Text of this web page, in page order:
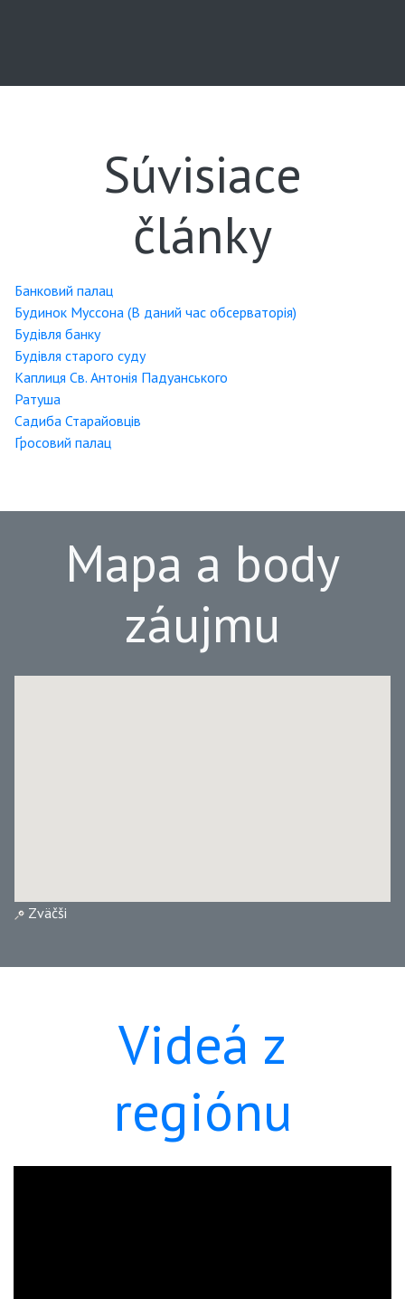
Súvisiace
články
Банковий палац
Будинок Муссона (В даний час обсерваторія)
Будівля банку
Будівля старого суду
Каплиця Св. Антонія Падуанського
Ратуша
Садиба Старайовців
Ґросовий палац
Mapa a body
záujmu
Zväčši
Videá z
regiónu